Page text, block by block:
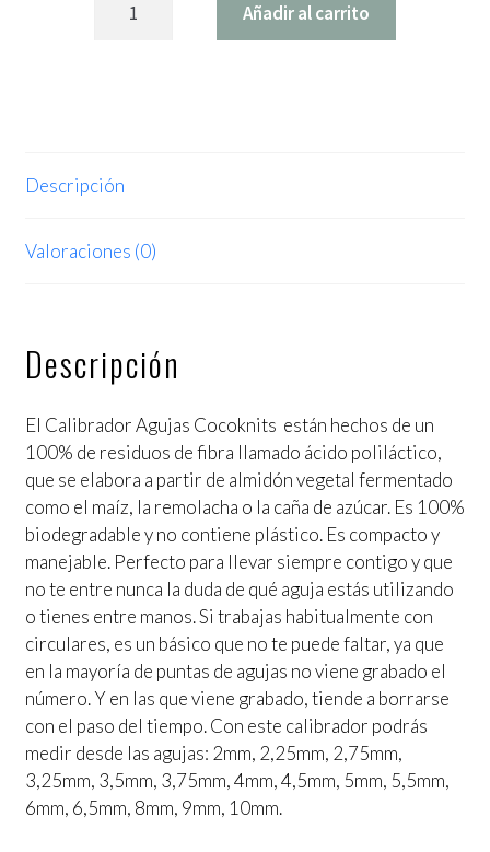
Agujas
Añadir al carrito
Descripción
Valoraciones (0)
Descripción
El Calibrador Agujas Cocoknits están hechos de un
100% de residuos de fibra llamado ácido poliláctico,
que se elabora a partir de almidón vegetal fermentado
como el maíz, la remolacha o la caña de azúcar. Es 100%
biodegradable y no contiene plástico. Es compacto y
manejable. Perfecto para llevar siempre contigo y que
no te entre nunca la duda de qué aguja estás utilizando
o tienes entre manos. Si trabajas habitualmente con
circulares, es un básico que no te puede faltar, ya que
en la mayoría de puntas de agujas no viene grabado el
número. Y en las que viene grabado, tiende a borrarse
con el paso del tiempo. Con este calibrador podrás
medir desde las agujas: 2mm, 2,25mm, 2,75mm,
3,25mm, 3,5mm, 3,75mm, 4mm, 4,5mm, 5mm, 5,5mm,
6mm, 6,5mm, 8mm, 9mm, 10mm.